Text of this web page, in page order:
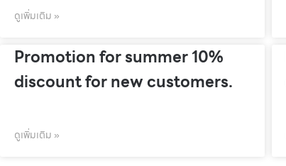
ดูเพิ่มเติม »
Promotion for summer 10%
discount for new customers.
ดูเพิ่มเติม »